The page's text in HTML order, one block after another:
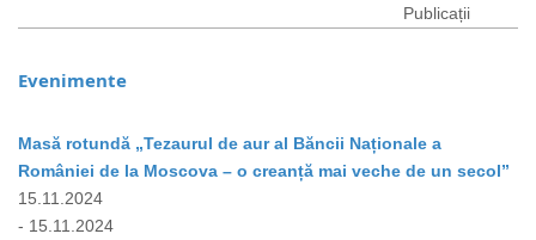
Publicații
Evenimente
Masă rotundă „Tezaurul de aur al Băncii Naționale a
României de la Moscova – o creanță mai veche de un secol”
15.11.2024
- 15.11.2024